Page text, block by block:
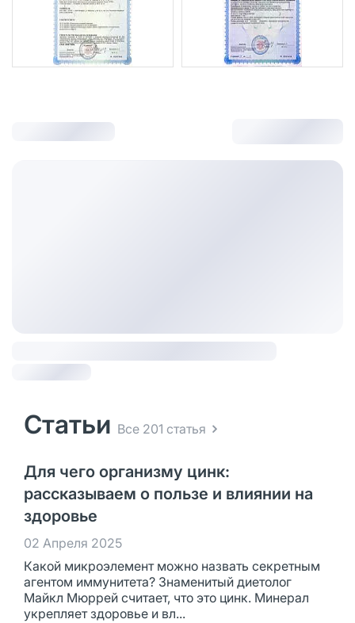
Статьи Все 201 статья
Для чего организму цинк:
рассказываем о пользе и влиянии на
здоровье
02 Апреля 2025
Какой микроэлемент можно назвать секретным
агентом иммунитета? Знаменитый диетолог
Майкл Мюррей считает, что это цинк. Минерал
укрепляет здоровье и вл...